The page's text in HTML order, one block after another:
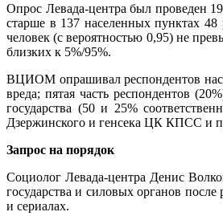
Опрос Левада-центра был проведен
старше в 137 населенных пунктах
человек (с вероятностью 0,95) не
близких к 5%/95%.
ВЦИОМ опрашивал респондентов
вреда; пятая часть респондентов
государства (50 и 25%
Дзержинского и генсека ЦК КПСС и
Запрос на порядок
Социолог Левада-центра Денис
государства и силовых органов
и сериалах.